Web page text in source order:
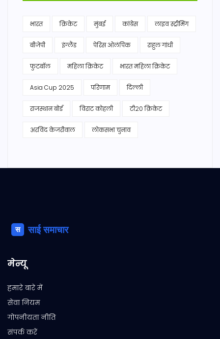
भारत क्रिकेट मुंबई कांग्रेस लाइव स्ट्रीमिंग
बीजेपी इंग्लैंड पेरिस ओलंपिक राहुल गांधी
फुटबॉल महिला क्रिकेट भारत महिला क्रिकेट
Asia Cup 2025 परिणाम दिल्ली
राजस्थान बोर्ड विराट कोहली टी20 क्रिकेट
अरविंद केजरीवाल लोकसभा चुनाव
मेन्यू
हमारे बारे में
सेवा नियम
गोपनीयता नीति
संपर्क करें